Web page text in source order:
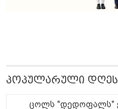
პოპულარული დღეს
ცოლს "დედოფალს"